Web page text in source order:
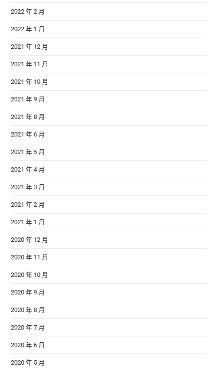
2022 年 2 月
2022 年 1 月
2021 年 12 月
2021 年 11 月
2021 年 10 月
2021 年 9 月
2021 年 8 月
2021 年 6 月
2021 年 5 月
2021 年 4 月
2021 年 3 月
2021 年 2 月
2021 年 1 月
2020 年 12 月
2020 年 11 月
2020 年 10 月
2020 年 9 月
2020 年 8 月
2020 年 7 月
2020 年 6 月
2020 年 5 月